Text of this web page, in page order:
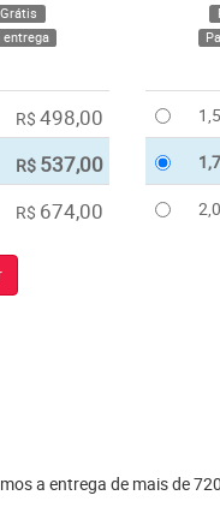
entrega
R$ 498,00
R$ 537,00
R$ 674,00
a entrega de mais de